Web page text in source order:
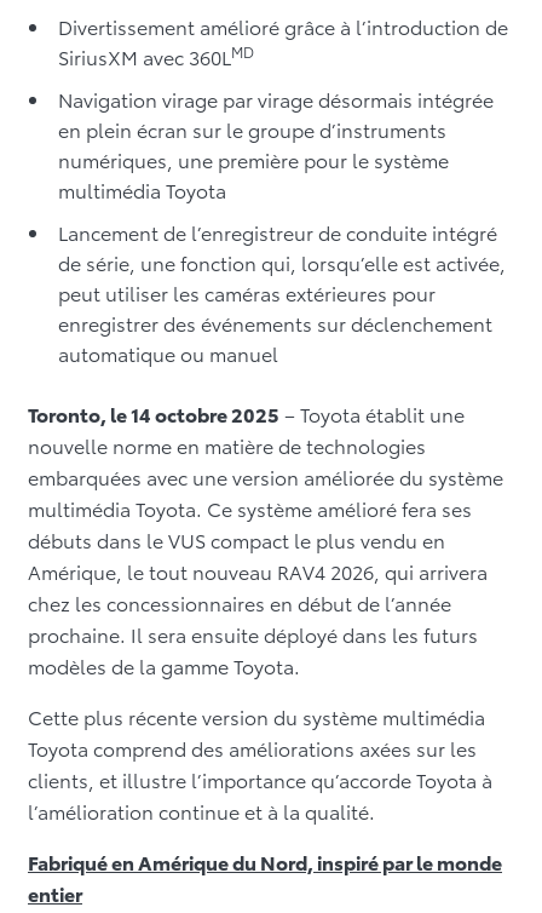
Divertissement amélioré grâce à l’introduction de
SiriusXM avec 360L MD
Navigation virage par virage désormais intégrée
en plein écran sur le groupe d’instruments
numériques, une première pour le système
multimédia Toyota
Lancement de l’enregistreur de conduite intégré
de série, une fonction qui, lorsqu’elle est activée,
peut utiliser les caméras extérieures pour
enregistrer des événements sur déclenchement
automatique ou manuel
Toronto, le 14 octobre 2025 – Toyota établit une
nouvelle norme en matière de technologies
embarquées avec une version améliorée du système
multimédia Toyota. Ce système amélioré fera ses
débuts dans le VUS compact le plus vendu en
Amérique, le tout nouveau RAV4 2026, qui arrivera
chez les concessionnaires en début de l’année
prochaine. Il sera ensuite déployé dans les futurs
modèles de la gamme Toyota.
Cette plus récente version du système multimédia
Toyota comprend des améliorations axées sur les
clients, et illustre l’importance qu’accorde Toyota à
l’amélioration continue et à la qualité.
Fabriqué en Amérique du Nord, inspiré par le monde
entier